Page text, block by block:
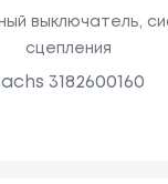
выключатель,
сцепления
3182600160